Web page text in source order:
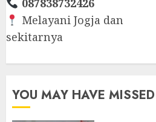
087838732426
Melayani Jogja dan
sekitarnya
YOU MAY HAVE MISSED